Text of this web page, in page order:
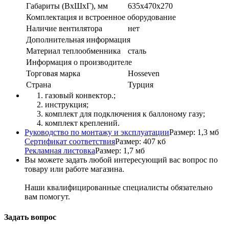
Габариты (ВxШxГ), мм
635x470x270
Комплектация и встроенное оборудование
Наличие вентилятора
нет
Дополнительная информация
Материал теплообменника
сталь
Информация о производителе
Торговая марка
Hosseven
Страна
Турция
газовый конвектор.;
инструкция;
комплект для подключения к баллоному газу;
комплект креплений.
Руководство по монтажу и эксплуатацииРазмер: 1,3 мб
Сертификат соответствияРазмер: 407 кб
Рекламная листовкаРазмер: 1,7 мб
Вы можете задать любой интересующий вас вопрос по
товару или работе магазина.
Наши квалифицированные специалисты обязательно
вам помогут.
Задать вопрос